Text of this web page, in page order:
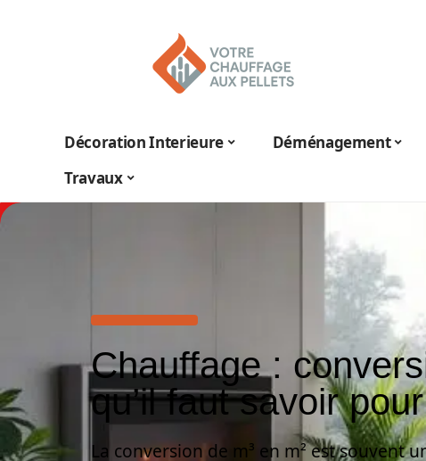
Décoration Interieure Déménagement
Travaux
Chauffage :
qu’il faut savoir
La conversion de m³ en m² est souvent